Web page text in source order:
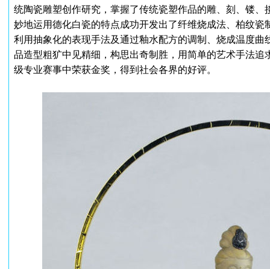
统陶瓷雕塑创作研究，掌握了传统瓷塑作品的雕、刻、镂
妙地运用德化白瓷的特点成功开发出了纤维烧成法、柏纹
利用抽象化的表现手法及通过釉水配方的调制、烧成温度
品造型粗犷中见精细，构思出奇制胜，用简单的艺术手法
级专业赛事中荣获金奖，得到社会各界的好评。